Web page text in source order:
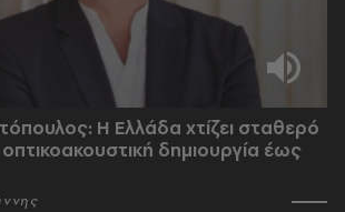
Η Ελλάδα χτίζει σταθερό
οπτικοακουστική δημιουργία έως